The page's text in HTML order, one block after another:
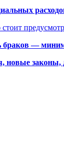
браков —
законы,